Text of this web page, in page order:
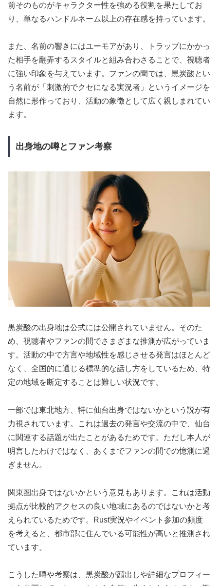
前そのものがキャラクター性を強める役割を果たしてお
り、単なるハンドルネーム以上の存在感を持っています。
また、名前の響きにはユーモアがあり、トラップにかかっ
た相手を翻弄するスタイルと組み合わさることで、視聴者
に強い印象を与えています。ファンの間では、黒炭酸とい
う名前が「刺激的でクセになる実況者」というイメージを
自然に形作っており、活動の象徴として広く親しまれてい
ます。
出身地の噂とファン考察
黒炭酸の出身地は公式には公開されていません。そのた
め、視聴者やファンの間でさまざまな推測が広がっていま
す。活動の中で方言や地域性を感じさせる発言はほとんど
なく、全国的に通じる標準的な話し方をしているため、特
定の地域を断定することは難しい状況です。
一部では東北地方、特に仙台出身ではないかという説が有
力視されています。これは過去の発言や交流の中で、仙台
に関連する話題が出たことがあるためです。ただし本人が
明言したわけではなく、あくまでファンの間での憶測に過
ぎません。
関東圏出身ではないかという意見もあります。これは活動
拠点が比較的アクセスの良い地域にあるのではないかと考
えられているためです。Rust実況やイベント参加の頻度
を考えると、都市部に住んでいる可能性が高いと推測され
ています。
こうした噂や考察は、黒炭酸が顔出しや詳細なプロフィー